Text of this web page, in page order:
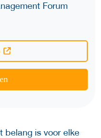
Forum
belang is voor elke